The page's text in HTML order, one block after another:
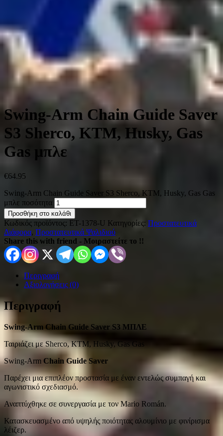
Swing-Arm Chain Guide Saver
S3 Sherco, KTM, Husky, Gas
Gas μπλε
€64.95
Swing-Arm Chain Guide Saver S3 Sherco, KTM, Husky, Gas Gas
μπλε ποσότητα
Προσθήκη στο καλάθι
Κωδικός προϊόντος: ET-1378-U Κατηγορίες: Προστατευτικά
Διάφορα, Προστατευτικά Ψαλιδιού
Share this with friend - Μοιραστείτε το !!
Περιγραφή
Αξιολογήσεις (0)
Περιγραφή
Swing-Arm Chain Guide Saver S3 ΜΠΛΕ
Ταιριάζει με Sherco, KTM, Husky, Gas Gas
Swing-Arm Chain Guide Saver
Παρέχει μια επιπλέον προστασία με έναν εντελώς συμπαγή και
αγωνιστικό σχεδιασμό.
Αναπτύχθηκε σε συνεργασία με τον Mario Román.
Κατασκευασμένο από υψηλής ποιότητας αλουμίνιο με φινίρισμα
λέιζερ.